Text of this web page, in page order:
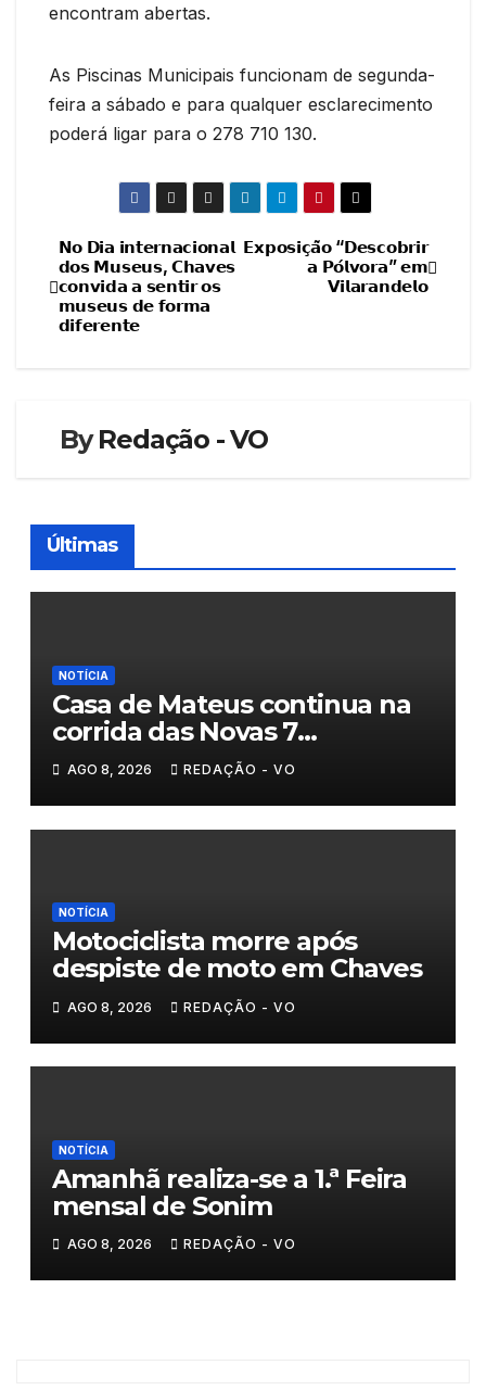
encontram abertas.
As Piscinas Municipais funcionam de segunda-
feira a sábado e para qualquer esclarecimento
poderá ligar para o 278 710 130.
Navegação
de
𝗘𝘅𝗽𝗼𝘀𝗶𝗰̧𝗮̃𝗼 “𝗗𝗲𝘀𝗰𝗼𝗯𝗿𝗶𝗿
𝗮 𝗣𝗼́𝗹𝘃𝗼𝗿𝗮” 𝗲𝗺
𝗩𝗶𝗹𝗮𝗿𝗮𝗻𝗱𝗲𝗹𝗼
𝗡𝗼 𝗗𝗶𝗮 𝗶𝗻𝘁𝗲𝗿𝗻𝗮𝗰𝗶𝗼𝗻𝗮𝗹
𝗱𝗼𝘀 𝗠𝘂𝘀𝗲𝘂𝘀, 𝗖𝗵𝗮𝘃𝗲𝘀
𝗰𝗼𝗻𝘃𝗶𝗱𝗮 𝗮 𝘀𝗲𝗻𝘁𝗶𝗿 𝗼𝘀
𝗺𝘂𝘀𝗲𝘂𝘀 𝗱𝗲 𝗳𝗼𝗿𝗺𝗮
𝗱𝗶𝗳𝗲𝗿𝗲𝗻𝘁𝗲
ByRedação - VO
Últimas
NOTÍCIA
Casa de Mateus continua na
corrida das Novas 7
Maravilhas de Portugal
AGO 8, 2026 REDAÇÃO - VO
NOTÍCIA
Motociclista morre após
despiste de moto em Chaves
AGO 8, 2026 REDAÇÃO - VO
NOTÍCIA
Amanhã realiza-se a 1.ª Feira
mensal de Sonim
AGO 8, 2026 REDAÇÃO - VO